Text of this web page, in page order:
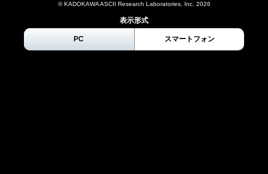
© KADOKAWA ASCII Research Laboratories, Inc. 2026
表示形式
PC スマートフォン